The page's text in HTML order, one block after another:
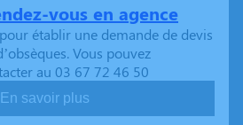
vous en agence
établir une demande de devis
Vous pouvez
au 03 67 72 46 50
En savoir plus